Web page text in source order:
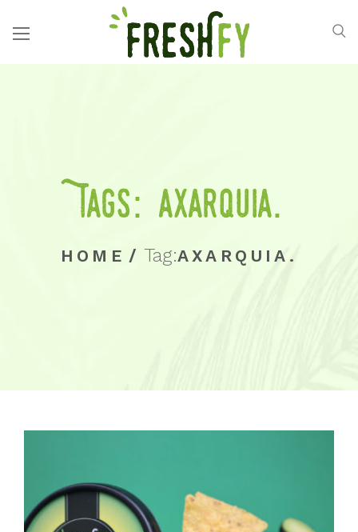
Tags: axarquia.
HOME / Tag:AXARQUIA.